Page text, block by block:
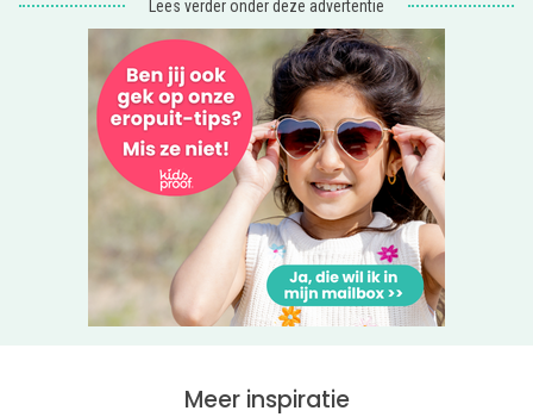
Lees verder onder deze advertentie
Meer inspiratie